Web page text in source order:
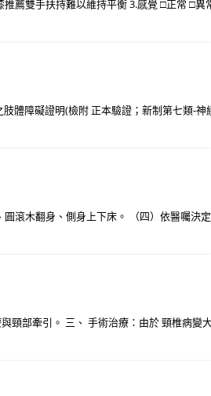
雙手扶持難以維持平衡 3.感覺 □正常 □異
體障礙證明(檢附 正本驗證；新制第七類-
滾木翻身、側身上下床。 （四）依醫囑
部牽引。 三、 手術治療：由於 頸椎病